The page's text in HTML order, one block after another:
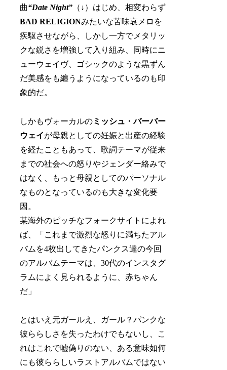
曲“Date Night” （↓）はじめ、相変わらず
BAD RELIGIONみたいな苦味哀メロを
疾駆させながら、しかし一方でメタリッ
クな鋭さを増強して入り組み、同時にニ
ューウェイヴ、ゴシックのような黒ずん
だ美感をも纏うようになっているのも印
象的だ。
しかもヴォーカルのミッシュ・バーバー
ウェイが母親としての妊娠と出産の経験
を経たこともあって、歌詞テーマが従来
までの社会への怒りやジェンダー絡みで
はなく、もっと母親としてのパーソナル
なものとなっているのも大きな変化要
因。
某海外のピッチなフォークサイトによれ
ば、「これまで激烈な怒りに満ちたアル
バムを4枚出してきたパンクス達の今回
のアルバムテーマは、30代のインスタグ
ラムによく見られるように、赤ちゃん
だ」
とはいえ元ガールえ、ガール？パンクな
彼ららしさを失ったわけでもないし、こ
れはこれで嘘偽りのない、ある意味如何
にも彼ららしいラストアルバムではない